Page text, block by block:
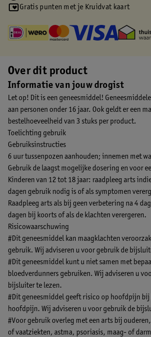
Gratis punten met je Kruidvat kaart
Over dit product
Informatie van jouw drogist
Let op! Dit is een geneesmiddel!
aan personen onder 16 jaar. Ook geldt er een
bestelhoeveelheid van 3 stuks per product.
Toelichting gebruik
Gebruiksinstructies
6 uur tussenpozen aanhouden; innemen met
Gebruik de laagst mogelijke dosering en voor
Kinderen van 12 tot 18 jaar: raadpleeg arts
dagen gebruik nodig is of als symptomen
Raadpleeg arts als bij geen verbetering na 4
dagen bij koorts of als de klachten verergeren.
Risicowaarschuwing
#Dit geneesmiddel kan maagklachten
gebruik. Wij adviseren u voor gebruik de
#Dit geneesmiddel kunt u niet samen met
bloedverdunners gebruiken. Wij adviseren u
bijsluiter te lezen.
#Dit geneesmiddel geeft risico op hoofdpijn bij
hoofdpijn. Wij adviseren u voor gebruik de
#Voor gebruik overleg met een arts bij
of vaatziekten, astma, psoriasis, maag- of